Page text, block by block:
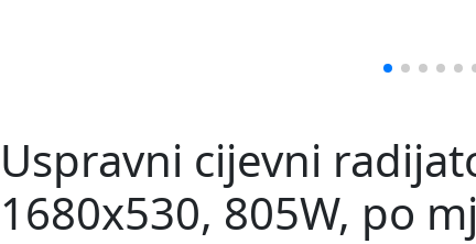
Uspravni cijevni
1680x530, 805W, po